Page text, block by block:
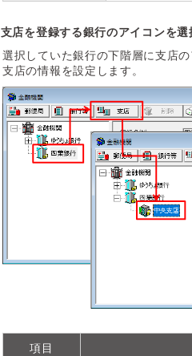
支店を登録する銀行のアイコンを
選択していた銀行の下階層に支店
支店の情報を設定します。
項目